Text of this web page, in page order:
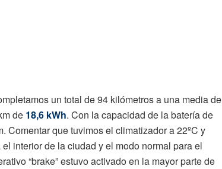
un total de 94 kilómetros a una media de
de 18,6 kWh. Con la capacidad de la batería de
Comentar que tuvimos el climatizador a 22ºC y
interior de la ciudad y el modo normal para el
“brake” estuvo activado en la mayor parte de